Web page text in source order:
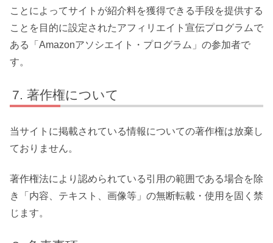
ことによってサイトが紹介料を獲得できる手段を提供する
ことを目的に設定されたアフィリエイト宣伝プログラムで
ある「Amazonアソシエイト・プログラム」の参加者で
す。
著作権について
当サイトに掲載されている情報についての著作権は放棄し
ておりません。
著作権法により認められている引用の範囲である場合を除
き「内容、テキスト、画像等」の無断転載・使用を固く禁
じます。